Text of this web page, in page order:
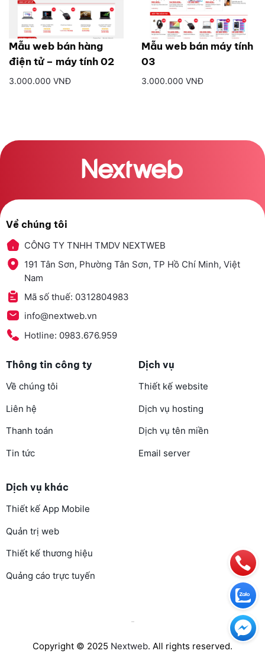
Mẫu web bán hàng
điện tử – máy tính 02
3.000.000 VNĐ
Mẫu web bán máy tính
03
3.000.000 VNĐ
Về chúng tôi
CÔNG TY TNHH TMDV NEXTWEB
191 Tân Sơn, Phường Tân Sơn, TP Hồ Chí Minh, Việt
Nam
Mã số thuế: 0312804983
info@nextweb.vn
Hotline: 0983.676.959
Thông tin công ty
Về chúng tôi
Liên hệ
Thanh toán
Tin tức
Dịch vụ
Thiết kế website
Dịch vụ hosting
Dịch vụ tên miền
Email server
Dịch vụ khác
Thiết kế App Mobile
Quản trị web
Thiết kế thương hiệu
Quảng cáo trực tuyến
Copyright © 2025 Nextweb. All rights reserved.